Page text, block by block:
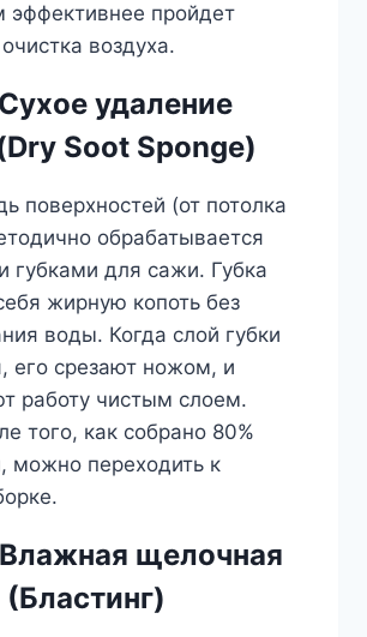
эффективнее пройдет
воздуха.
удаление
Soot Sponge)
поверхностей (от потолка
обрабатывается
губками для сажи. Губка
жирную копоть без
воды. Когда слой губки
его срезают ножом, и
работу чистым слоем.
того, как собрано 80%
можно переходить к
щелочная